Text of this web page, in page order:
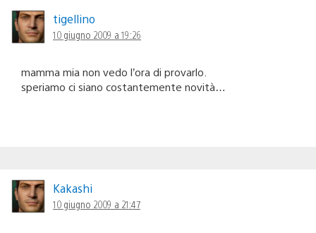
tigellino
10 giugno 2009 a 19:26
mamma mia non vedo l’ora di provarlo.
speriamo ci siano costantemente novità…
Kakashi
10 giugno 2009 a 21:47